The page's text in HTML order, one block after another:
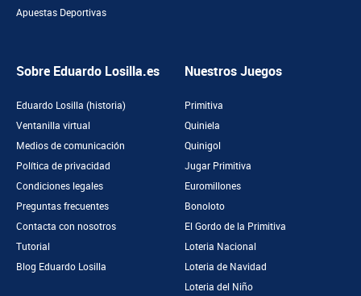
Apuestas Deportivas
Sobre Eduardo Losilla.es
Eduardo Losilla (historia)
Ventanilla virtual
Medios de comunicación
Política de privacidad
Condiciones legales
Preguntas frecuentes
Contacta con nosotros
Tutorial
Blog Eduardo Losilla
Nuestros Juegos
Primitiva
Quiniela
Quinigol
Jugar Primitiva
Euromillones
Bonoloto
El Gordo de la Primitiva
Loteria Nacional
Loteria de Navidad
Loteria del Niño